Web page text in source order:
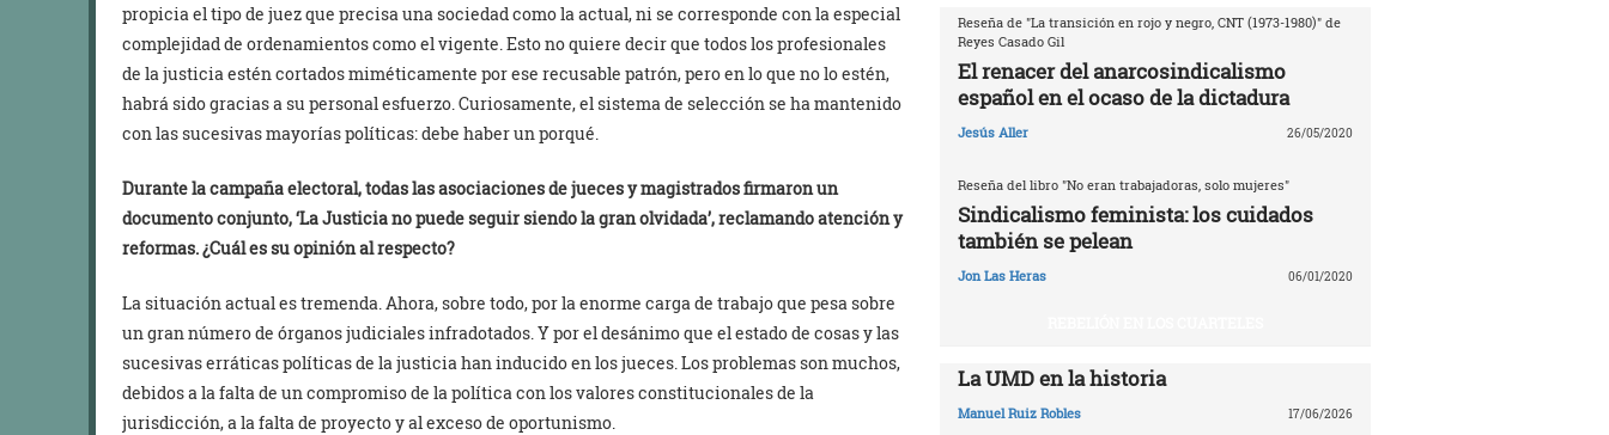
propicia el tipo de juez que precisa una sociedad como la actual, ni se corresponde con la especial
complejidad de ordenamientos como el vigente. Esto no quiere decir que todos los profesionales
de la justicia estén cortados miméticamente por ese recusable patrón, pero en lo que no lo estén,
habrá sido gracias a su personal esfuerzo. Curiosamente, el sistema de selección se ha mantenido
con las sucesivas mayorías políticas: debe haber un porqué.
Durante la campaña electoral, todas las asociaciones de jueces y magistrados firmaron un
documento conjunto, ‘La Justicia no puede seguir siendo la gran olvidada’, reclamando atención y
reformas. ¿Cuál es su opinión al respecto?
La situación actual es tremenda. Ahora, sobre todo, por la enorme carga de trabajo que pesa sobre
un gran número de órganos judiciales infradotados. Y por el desánimo que el estado de cosas y las
sucesivas erráticas políticas de la justicia han inducido en los jueces. Los problemas son muchos,
debidos a la falta de un compromiso de la política con los valores constitucionales de la
jurisdicción, a la falta de proyecto y al exceso de oportunismo.
Reseña de "La transición en rojo y negro, CNT (1973-1980)" de
Reyes Casado Gil
El renacer del anarcosindicalismo
español en el ocaso de la dictadura
Jesús Aller 26/05/2020
Reseña del libro "No eran trabajadoras, solo mujeres"
Sindicalismo feminista: los cuidados
también se pelean
Jon Las Heras 06/01/2020
La UMD en la historia
Manuel Ruiz Robles 17/06/2026